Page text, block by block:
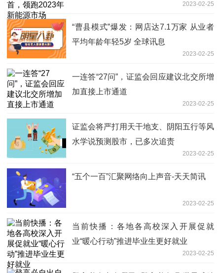
2023-02-25
“曹县模式”爆发：网店达7.1万家 从业者
平均年龄年轻5岁 全球讯息
2023-02-25
一连答“27问”，证监会回应建议北交所增
加直接上市通道
2023-02-25
证监会将严打用天干地支、阴阳五行等风
水学说预测股市，已多次追责
2023-02-25
“五个一百”汇聚网络向上声音-天天简讯
2023-02-25
当前快播：各地各高校深入开展促就
业“暖心行动”推进毕业生更好就业
2023-02-25